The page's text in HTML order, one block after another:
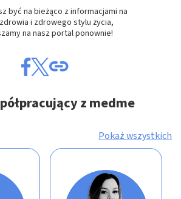
być na bieżąco z informacjami na
i zdrowego stylu życia,
na nasz portal ponownie!
z medme
Pokaż wszystkich